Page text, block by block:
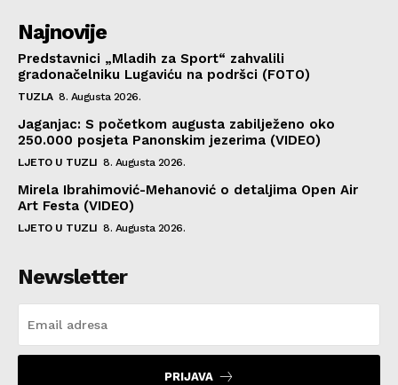
Najnovije
Predstavnici „Mladih za Sport“ zahvalili
gradonačelniku Lugaviću na podršci (FOTO)
TUZLA 8. Augusta 2026.
Jaganjac: S početkom augusta zabilježeno oko
250.000 posjeta Panonskim jezerima (VIDEO)
LJETO U TUZLI 8. Augusta 2026.
Mirela Ibrahimović-Mehanović o detaljima Open Air
Art Festa (VIDEO)
LJETO U TUZLI 8. Augusta 2026.
Newsletter
PRIJAVA